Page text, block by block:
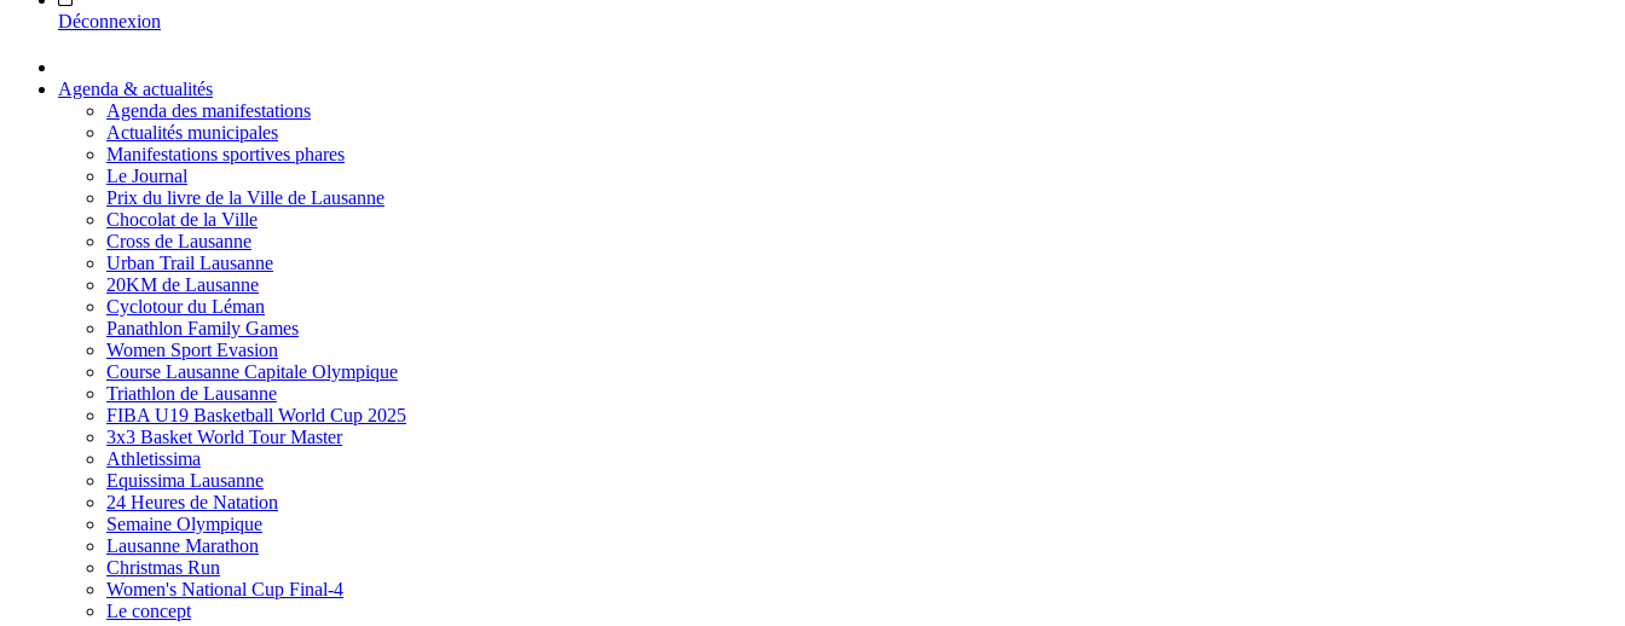
Déconnexion
Agenda & actualités
Agenda des manifestations
Actualités municipales
Manifestations sportives phares
Le Journal
Prix du livre de la Ville de Lausanne
Chocolat de la Ville
Cross de Lausanne
Urban Trail Lausanne
20KM de Lausanne
Cyclotour du Léman
Panathlon Family Games
Women Sport Evasion
Course Lausanne Capitale Olympique
Triathlon de Lausanne
FIBA U19 Basketball World Cup 2025
3x3 Basket World Tour Master
Athletissima
Equissima Lausanne
24 Heures de Natation
Semaine Olympique
Lausanne Marathon
Christmas Run
Women's National Cup Final-4
Le concept